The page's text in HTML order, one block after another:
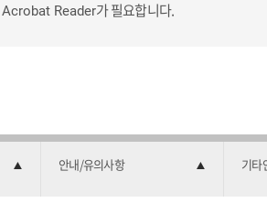
Acrobat Reader가 필요합니다.
안내/유의사항 기타